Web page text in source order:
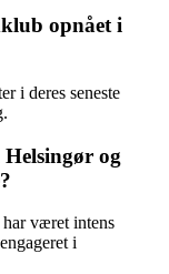
opnået i
i deres seneste
og
været intens
i